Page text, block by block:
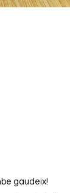
gaudeix!